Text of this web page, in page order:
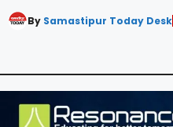
By Samastipur Today Desk